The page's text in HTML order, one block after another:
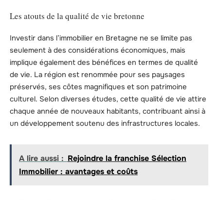
Les atouts de la qualité de vie bretonne
Investir dans l’immobilier en Bretagne ne se limite pas
seulement à des considérations économiques, mais
implique également des bénéfices en termes de qualité
de vie. La région est renommée pour ses paysages
préservés, ses côtes magnifiques et son patrimoine
culturel. Selon diverses études, cette qualité de vie attire
chaque année de nouveaux habitants, contribuant ainsi à
un développement soutenu des infrastructures locales.
A lire aussi : Rejoindre la franchise Sélection
Immobilier : avantages et coûts